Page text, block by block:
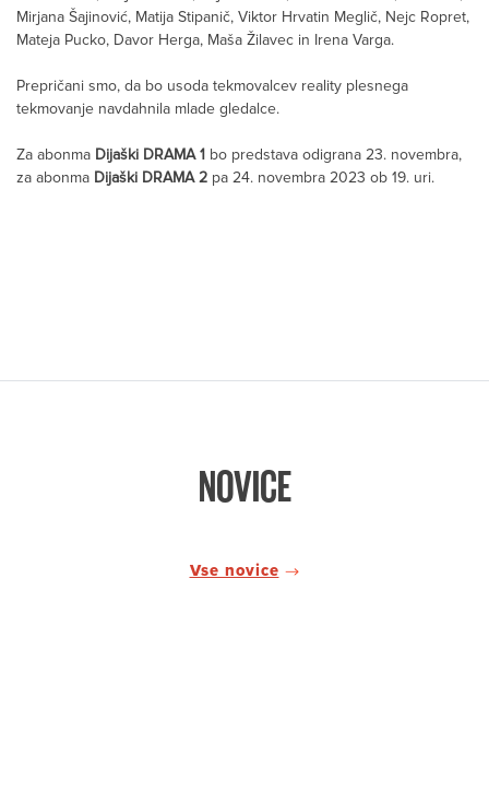
Mirjana Šajinović, Matija Stipanič, Viktor Hrvatin Meglič, Nejc Ropret,
Mateja Pucko, Davor Herga, Maša Žilavec in Irena Varga.
Prepričani smo, da bo usoda tekmovalcev reality plesnega
tekmovanje navdahnila mlade gledalce.
Za abonma Dijaški DRAMA 1 bo predstava odigrana 23. novembra,
za abonma Dijaški DRAMA 2 pa 24. novembra 2023 ob 19. uri.
NOVICE
Vse novice